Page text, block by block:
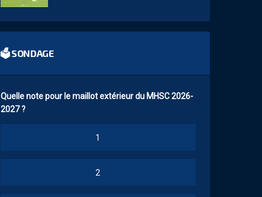
🗳 SONDAGE
Quelle note pour le maillot extérieur du MHSC 2026-
2027 ?
1
2